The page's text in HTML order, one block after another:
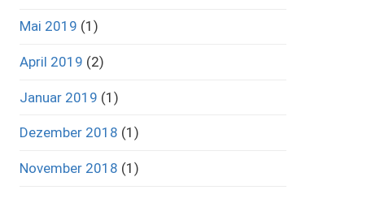
Mai 2019 (1)
April 2019 (2)
Januar 2019 (1)
Dezember 2018 (1)
November 2018 (1)